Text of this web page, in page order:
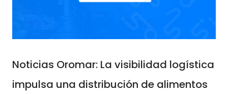
Noticias Oromar: La visibilidad logística
impulsa una distribución de alimentos